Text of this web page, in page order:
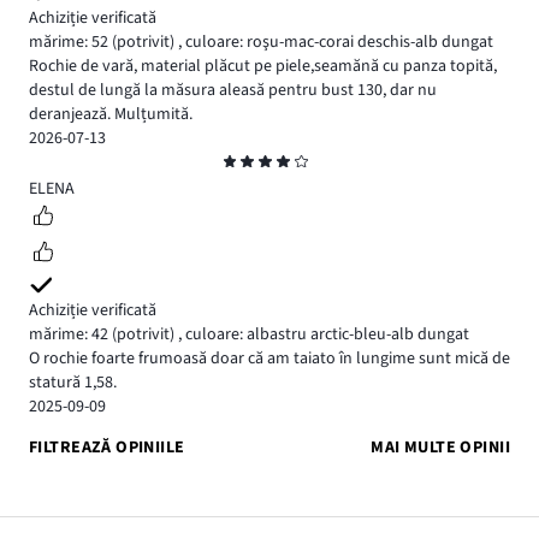
Achiziție verificată
mărime: 52 (potrivit) ,culoare: roşu-mac-corai deschis-alb dungat
Rochie de vară, material plăcut pe piele,seamănă cu panza topită,
destul de lungă la măsura aleasă pentru bust 130, dar nu
deranjează. Mulțumită.
2026-07-13
4
ELENA
Achiziție verificată
mărime: 42 (potrivit) ,culoare: albastru arctic-bleu-alb dungat
O rochie foarte frumoasă doar că am taiato în lungime sunt mică de
statură 1,58.
2025-09-09
FILTREAZĂ OPINIILE
MAI MULTE OPINII